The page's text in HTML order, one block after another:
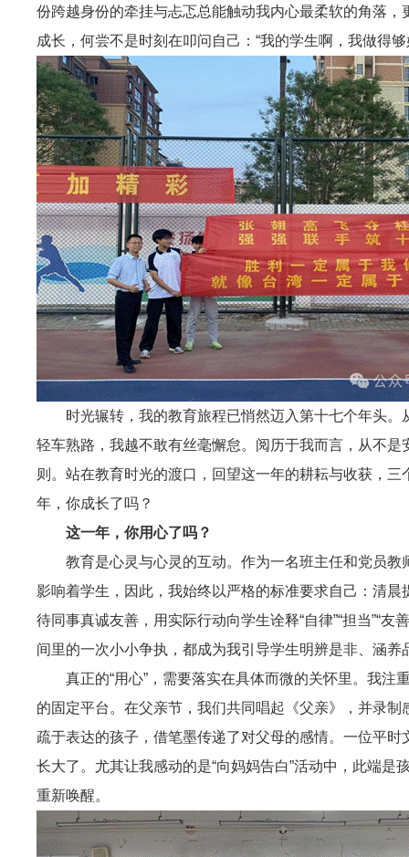
份跨越身份的牵挂与忐忑总能触动我内心最柔软的角落
成长，何尝不是时刻在叩问自己：“我的学生啊，我做得够
时光辗转，我的教育旅程已悄然迈入第十七个年头
轻车熟路，我越不敢有丝毫懈怠。阅历于我而言，从不
则。站在教育时光的渡口，回望这一年的耕耘与收获，
年，你成长了吗？
这一年，你用心了吗？
教育是心灵与心灵的互动。作为一名班主任和党员
影响着学生，因此，我始终以严格的标准要求自己：清
待同事真诚友善，用实际行动向学生诠释“自律”“担当”“
间里的一次小小争执，都成为我引导学生明辨是非、涵养
真正的“用心”，需要落实在具体而微的关怀里。我
的固定平台。在父亲节，我们共同唱起《父亲》，并录
疏于表达的孩子，借笔墨传递了对父母的感情。一位平
长大了。尤其让我感动的是“向妈妈告白”活动中，此端
重新唤醒。